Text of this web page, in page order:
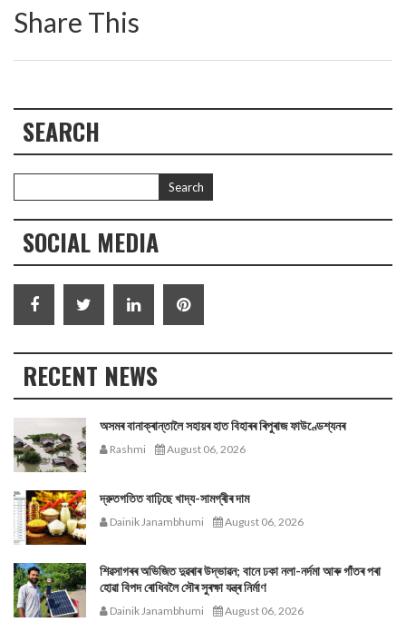
Share This
SEARCH
SOCIAL MEDIA
RECENT NEWS
অসমৰ বানাক্ৰান্তালৈ সহায়ৰ হাত বিহাৰৰ ৰিপুৰাজ ফাউণ্ডেশ্যনৰ
Rashmi August 06, 2026
দ্রুতগতিত বাঢ়িছে খাদ্য-সামগ্ৰীৰ দাম
Dainik Janambhumi August 06, 2026
শিৱসাগৰৰ অভিজিত দুৱৰাৰ উদ্ভাৱন; বানে ঢকা নলা-নৰ্দমা আৰু গাঁতৰ পৰা
হোৱা বিপদ ৰোধিবলৈ সৌৰ সুৰক্ষা যন্ত্ৰ নিৰ্মাণ
Dainik Janambhumi August 06, 2026